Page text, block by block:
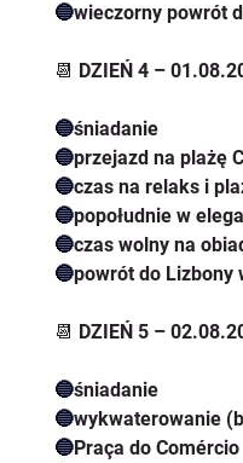
🔵wieczorny powrót
📆 DZIEŃ 4 –
🔵śniadanie
🔵przejazd na plażę
🔵czas na relaks i
🔵popołudnie w
🔵czas wolny na
🔵powrót do Lizbony
📆 DZIEŃ 5 –
🔵śniadanie
🔵wykwaterowanie
🔵Praça do Comércio